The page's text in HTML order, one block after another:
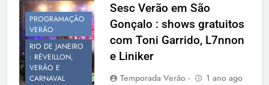
PROGRAMAÇÃO
VERÃO
RIO DE JANEIRO
: RÉVEILLON,
VERÃO E
CARNAVAL
Sesc Verão em São
Gonçalo : shows gratuitos
com Toni Garrido, L7nnon
e Liniker
Temporada Verão -
1 ano ago